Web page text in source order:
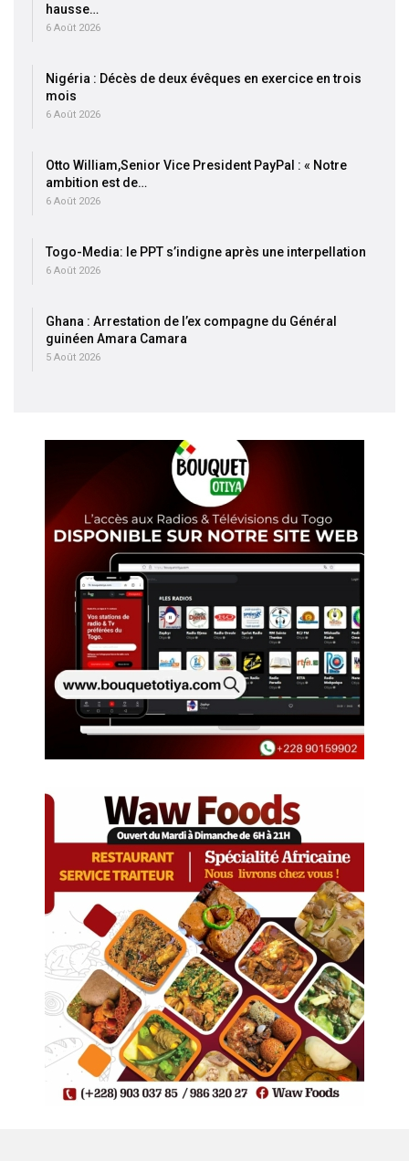
hausse…
6 Août 2026
Nigéria : Décès de deux évêques en exercice en trois
mois
6 Août 2026
Otto William,Senior Vice President PayPal : « Notre
ambition est de…
6 Août 2026
Togo-Media: le PPT s’indigne après une interpellation
6 Août 2026
Ghana : Arrestation de l’ex compagne du Général
guinéen Amara Camara
5 Août 2026